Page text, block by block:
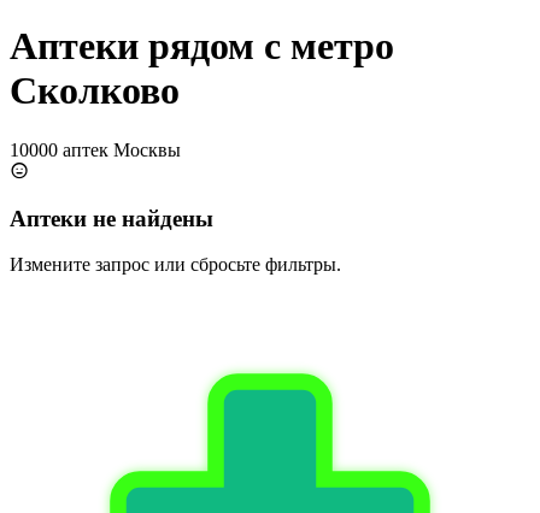
Аптеки рядом с метро
Сколково
10000 аптек Москвы
Аптеки не найдены
Измените запрос или сбросьте фильтры.